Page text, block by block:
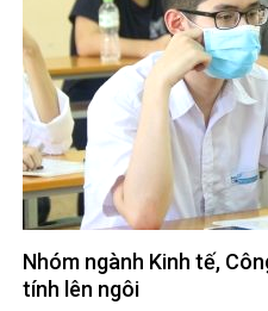
Nhóm ngành Kinh tế,
tính lên ngôi